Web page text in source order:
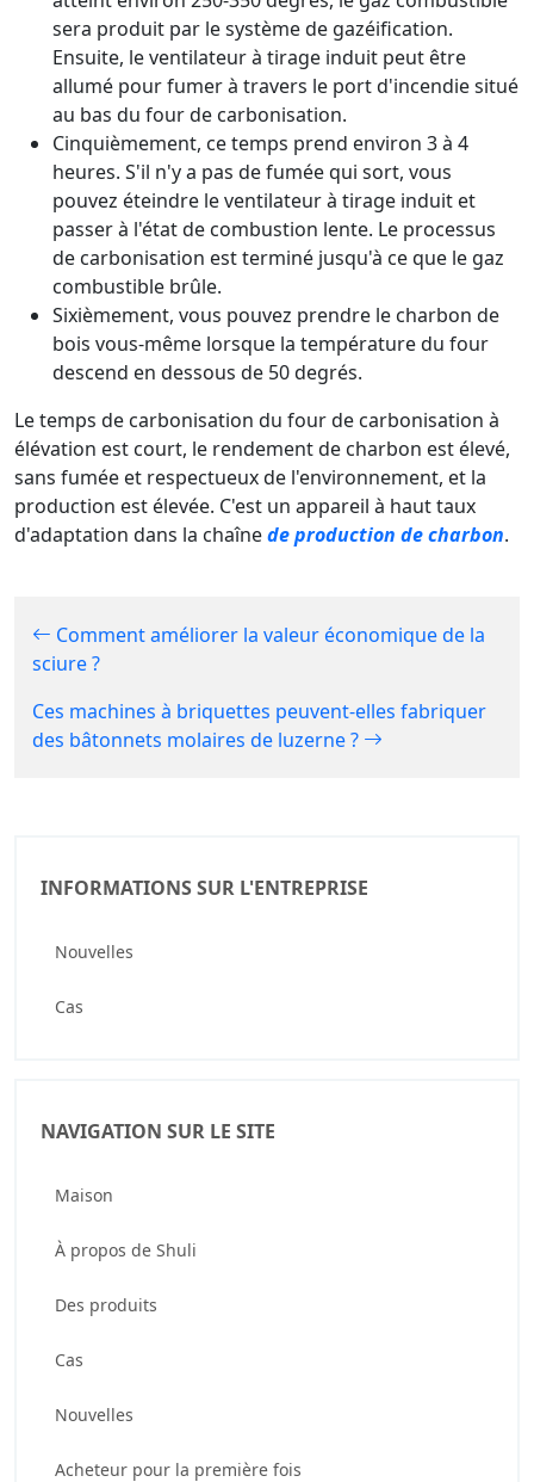
INFORMATIONS SUR L'ENTREPRISE
Nouvelles
Cas
NAVIGATION SUR LE SITE
Maison
À propos de Shuli
Des produits
Cas
Nouvelles
Acheteur pour la première fois
sera produit par le système de gazéification.
Ensuite, le ventilateur à tirage induit peut être
allumé pour fumer à travers le port d'incendie situé
au bas du four de carbonisation.
Cinquièmement, ce temps prend environ 3 à 4
heures. S'il n'y a pas de fumée qui sort, vous
pouvez éteindre le ventilateur à tirage induit et
passer à l'état de combustion lente. Le processus
de carbonisation est terminé jusqu'à ce que le gaz
combustible brûle.
Sixièmement, vous pouvez prendre le charbon de
bois vous-même lorsque la température du four
descend en dessous de 50 degrés.
Le temps de carbonisation du four de carbonisation à
élévation est court, le rendement de charbon est élevé,
sans fumée et respectueux de l'environnement, et la
production est élevée. C'est un appareil à haut taux
d'adaptation dans la chaînede production de charbon.
Comment améliorer la valeur économique de la
sciure ?
Ces machines à briquettes peuvent-elles fabriquer
des bâtonnets molaires de luzerne ?